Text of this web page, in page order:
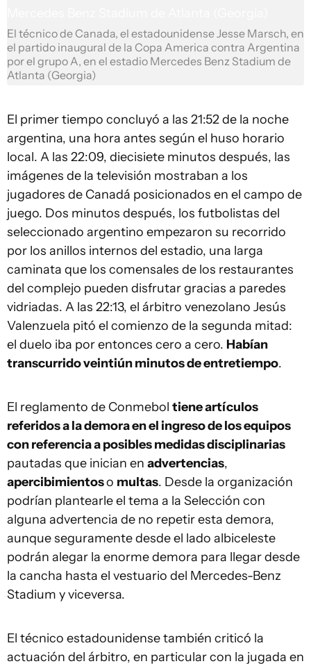
El técnico de Canada, el estadounidense Jesse Marsch, en
el partido inaugural de la Copa America contra Argentina
por el grupo A, en el estadio Mercedes Benz Stadium de
Atlanta (Georgia)
El primer tiempo concluyó a las 21:52 de la noche
argentina, una hora antes según el huso horario
local. A las 22:09, diecisiete minutos después, las
imágenes de la televisión mostraban a los
jugadores de Canadá posicionados en el campo de
juego. Dos minutos después, los futbolistas del
seleccionado argentino empezaron su recorrido
por los anillos internos del estadio, una larga
caminata que los comensales de los restaurantes
del complejo pueden disfrutar gracias a paredes
vidriadas. A las 22:13, el árbitro venezolano Jesús
Valenzuela pitó el comienzo de la segunda mitad:
el duelo iba por entonces cero a cero. Habían
transcurrido veintiún minutos de entretiempo.
El reglamento de Conmebol tiene artículos
referidos a la demora en el ingreso de los equipos
con referencia a posibles medidas disciplinarias
pautadas que inician en advertencias,
apercibimientoso multas. Desde la organización
podrían plantearle el tema a la Selección con
alguna advertencia de no repetir esta demora,
aunque seguramente desde el lado albiceleste
podrán alegar la enorme demora para llegar desde
la cancha hasta el vestuario del Mercedes-Benz
Stadium y viceversa.
El técnico estadounidense también criticó la
actuación del árbitro, en particular con la jugada en